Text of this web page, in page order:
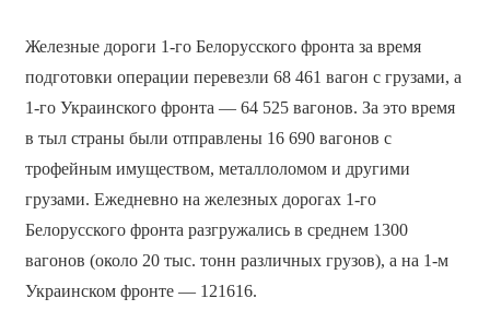
Железные дороги 1-го Белорусского фронта за время
подготовки операции перевезли 68 461 вагон с грузами, а
1-го Украинского фронта — 64 525 вагонов. За это время
в тыл страны были отправлены 16 690 вагонов с
трофейным имуществом, металлоломом и другими
грузами. Ежедневно на железных дорогах 1-го
Белорусского фронта разгружались в среднем 1300
вагонов (около 20 тыс. тонн различных грузов), а на 1-м
Украинском фронте — 121616.